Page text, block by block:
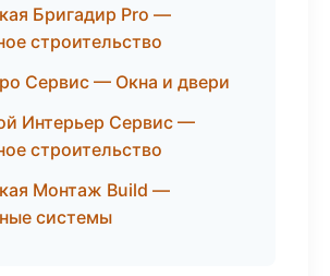
Бригадир Pro —
строительство
Сервис — Окна и двери
Интерьер Сервис —
строительство
Монтаж Build —
системы